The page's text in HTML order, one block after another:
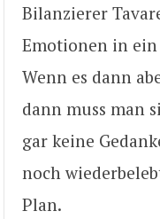
Bilanzierer
Emotionen in
Wenn es dann
dann muss man
gar keine
noch
Plan.